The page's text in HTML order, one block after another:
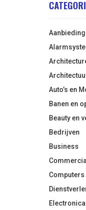
Auto’s en
Banen en
Beauty en
Bedrijven
Business
Commercial